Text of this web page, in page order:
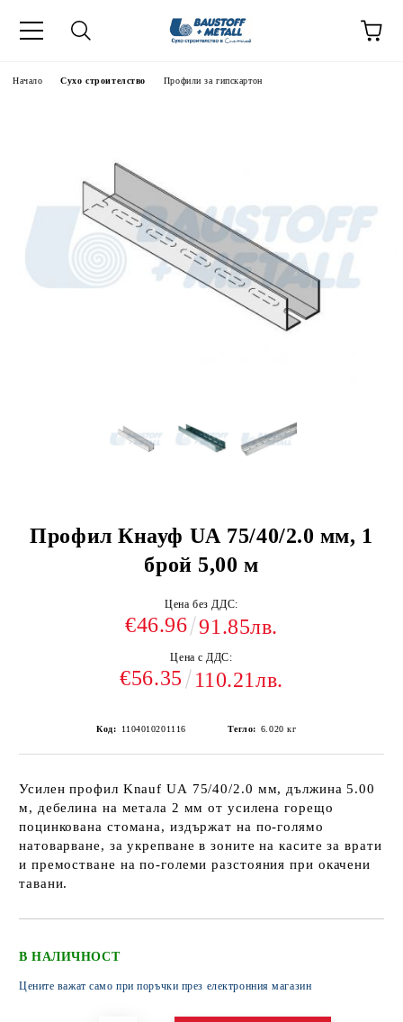
Начало Сухо строителство Профили за гипскартон
Профил Кнауф UА 75/40/2.0 мм, 1
брой 5,00 м
Цена без ДДС:
€46.96 91.85лв.
Цена с ДДС:
€56.35 110.21лв.
Код: 1104010201116 Тегло: 6.020 кг
Усилен профил Knauf UА 75/40/2.0 мм, дължина 5.00
м, дебелина на метала 2 мм от усилена горещо
поцинкована стомана, издържат на по-голямо
натоварване, за укрепване в зоните на касите за врати
и премостване на по-големи разстояния при окачени
тавани.
В НАЛИЧНОСТ
Цените важат само при поръчки през електронния магазин